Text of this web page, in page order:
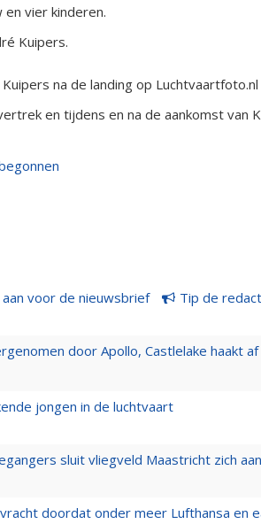
vier kinderen.
Kuipers.
na de landing op Luchtvaartfoto.nl
en tijdens en na de aankomst van
aan voor de nieuwsbrief Tip de
door Apollo, Castlelake haakt af
jongen in de luchtvaart
sluit vliegveld Maastricht zich
doordat onder meer Lufthansa en